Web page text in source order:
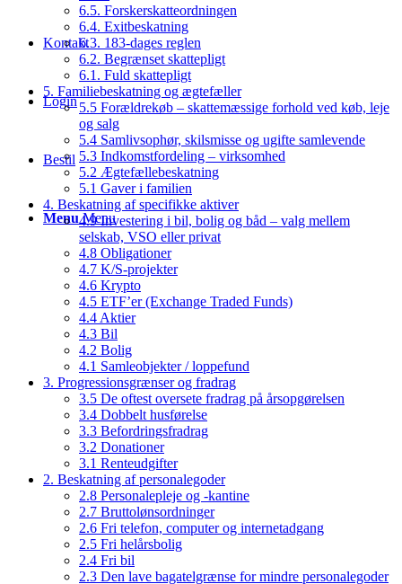
Kontakt
Login
Bestil
Menu Menu
6.5. Forskerskatteordningen
6.4. Exitbeskatning
6.3. 183-dages reglen
6.2. Begrænset skattepligt
6.1. Fuld skattepligt
5. Familiebeskatning og ægtefæller
5.5 Forældrekøb – skattemæssige forhold ved køb, leje
og salg
5.4 Samlivsophør, skilsmisse og ugifte samlevende
5.3 Indkomstfordeling – virksomhed
5.2 Ægtefællebeskatning
5.1 Gaver i familien
4. Beskatning af specifikke aktiver
4.9 Investering i bil, bolig og båd – valg mellem
selskab, VSO eller privat
4.8 Obligationer
4.7 K/S-projekter
4.6 Krypto
4.5 ETF’er (Exchange Traded Funds)
4.4 Aktier
4.3 Bil
4.2 Bolig
4.1 Samleobjekter / loppefund
3. Progressionsgrænser og fradrag
3.5 De oftest oversete fradrag på årsopgørelsen
3.4 Dobbelt husførelse
3.3 Befordringsfradrag
3.2 Donationer
3.1 Renteudgifter
2. Beskatning af personalegoder
2.8 Personalepleje og -kantine
2.7 Bruttolønsordninger
2.6 Fri telefon, computer og internetadgang
2.5 Fri helårsbolig
2.4 Fri bil
2.3 Den lave bagatelgrænse for mindre personalegoder